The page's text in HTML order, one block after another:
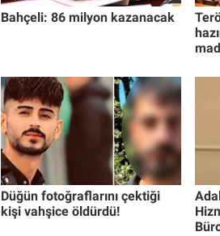
Bahçeli: 86 milyon kazanacak
Düğün fotoğraflarını çektiği
kişi vahşice öldürdü!